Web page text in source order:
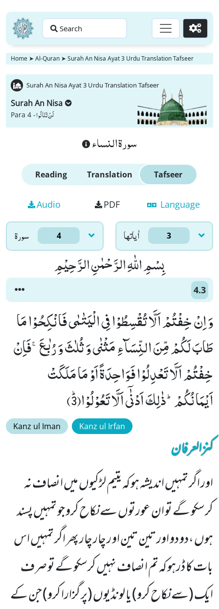
Search Go
Home ➤ Al-Quran ➤ Surah An Nisa Ayat 3 Urdu Translation Tafseer
Surah An Nisa Ayat 3 Urdu Translation Tafseer
Surah An Nisa
Para 4 -لَنْ تَنَالُوا
سورة النساء
Reading Translation Tafseer
Audio PDF Language
سورۃ 4 اٰياتها 3
بِسْمِ اللّٰهِ الرَّحْمٰنِ الرَّحِیْمِ
4.3
وَ اِنْ خِفْتُمْ اَلَّا تُقْسِطُوْا فِی الْیَتٰمٰى فَانْكِحُوْا مَا
طَابَ لَكُمْ مِّنَ النِّسَآءِ مَثْنٰى وَ ثُلٰثَ وَ رُبٰعَۚ-فَاِنْ
خِفْتُمْ اَلَّا تَعْدِلُوْا فَوَاحِدَةً اَوْ مَا مَلَكَتْ
اَیْمَانُكُمْؕ-ذٰلِكَ اَدْنٰۤى اَلَّا تَعُوْلُوْاﭤ(3)
Kanz ul Iman Kanz ul Irfan
کنزالعرفان
اور اگر تمہیں اندیشہ ہو کہ یتیم لڑکیوں میں انصاف نہ
کرسکو گے تو ان عورتوں سے نکاح کرو جو تمہیں پسند
ہوں ،دو دو اور تین تین او ر چار چار پھر اگر تمہیں اس
بات کا ڈرہو کہ تم انصاف نہیں کرسکو گے تو صرف
ایک (سے نکاح کرو) یا لونڈیوں (پر گزارا کرو) جن کے